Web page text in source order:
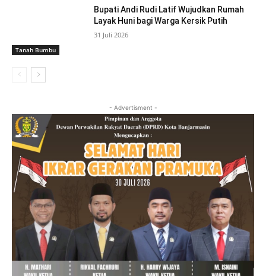
Tanah Bumbu
Bupati Andi Rudi Latif Wujudkan Rumah
Layak Huni bagi Warga Kersik Putih
31 Juli 2026
- Advertisment -